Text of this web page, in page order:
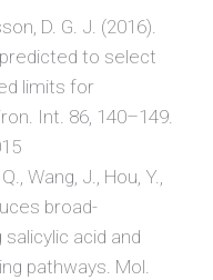
D. G. J. (2016).
to select
limits for
Int. 86, 140–149.
Wang, J., Hou, Y.,
broad-
acid and
pathways. Mol.